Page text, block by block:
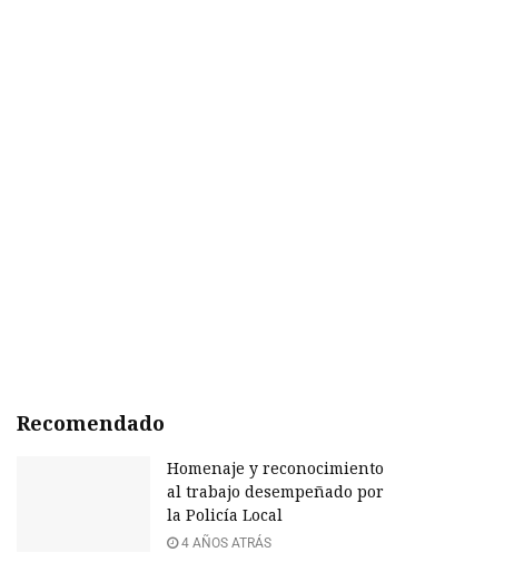
Recomendado
Homenaje y reconocimiento
al trabajo desempeñado por
la Policía Local
4 AÑOS ATRÁS